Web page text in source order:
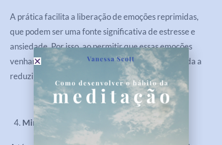
A prática facilita a liberação de emoções reprimidas,
que podem ser uma fonte significativa de estresse e
ansiedade. Por isso, ao permitir que essas emoções
venham à tona e sejam processadas, a técnica ajuda a
reduzir a carga emocional acumulada.
Mindfulness e consciência corporal